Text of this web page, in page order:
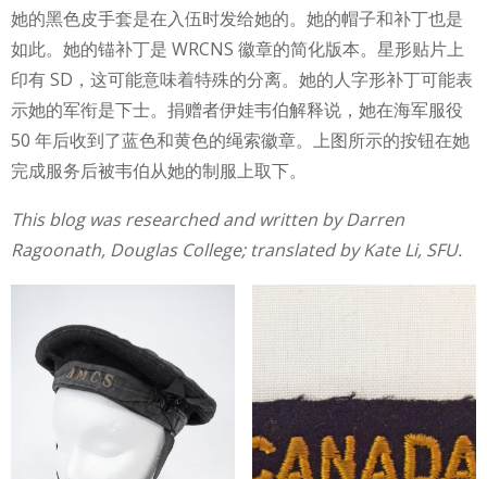
她的黑色皮手套是在入伍时发给她的。她的帽子和补丁也是
如此。她的锚补丁是 WRCNS 徽章的简化版本。星形贴片上
印有 SD，这可能意味着特殊的分离。她的人字形补丁可能表
示她的军衔是下士。捐赠者伊娃韦伯解释说，她在海军服役
50 年后收到了蓝色和黄色的绳索徽章。上图所示的按钮在她
完成服务后被韦伯从她的制服上取下。
This blog was researched and written by Darren
Ragoonath, Douglas College; translated by Kate Li, SFU.